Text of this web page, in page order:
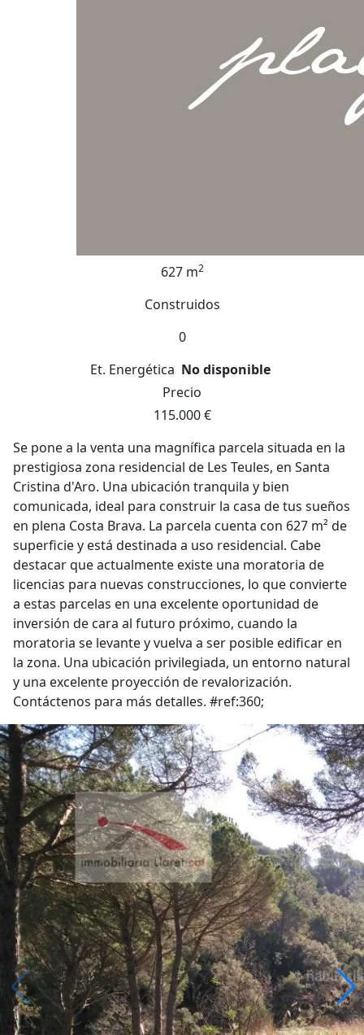
627 m2
Construidos
0
Et. Energética No disponible
Precio
115.000 €
Se pone a la venta una magnífica parcela situada en la
prestigiosa zona residencial de Les Teules, en Santa
Cristina d'Aro. Una ubicación tranquila y bien
comunicada, ideal para construir la casa de tus sueños
en plena Costa Brava. La parcela cuenta con 627 m² de
superficie y está destinada a uso residencial. Cabe
destacar que actualmente existe una moratoria de
licencias para nuevas construcciones, lo que convierte
a estas parcelas en una excelente oportunidad de
inversión de cara al futuro próximo, cuando la
moratoria se levante y vuelva a ser posible edificar en
la zona. Una ubicación privilegiada, un entorno natural
y una excelente proyección de revalorización.
Contáctenos para más detalles. #ref:360;